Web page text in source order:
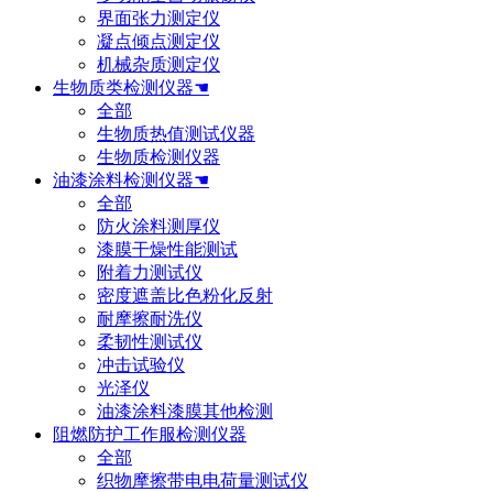
界面张力测定仪
凝点倾点测定仪
机械杂质测定仪
生物质类检测仪器☚
全部
生物质热值测试仪器
生物质检测仪器
油漆涂料检测仪器☚
全部
防火涂料测厚仪
漆膜干燥性能测试
附着力测试仪
密度遮盖比色粉化反射
耐摩擦耐洗仪
柔韧性测试仪
冲击试验仪
光泽仪
油漆涂料漆膜其他检测
阻燃防护工作服检测仪器
全部
织物摩擦带电电荷量测试仪